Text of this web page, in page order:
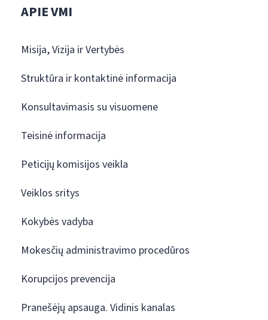
APIE VMI
Misija, Vizija ir Vertybės
Struktūra ir kontaktinė informacija
Konsultavimasis su visuomene
Teisinė informacija
Peticijų komisijos veikla
Veiklos sritys
Kokybės vadyba
Mokesčių administravimo procedūros
Korupcijos prevencija
Pranešėjų apsauga. Vidinis kanalas